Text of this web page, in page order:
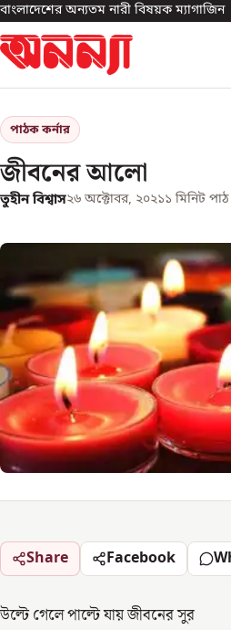
বাংলাদেশের অন্যতম নারী বিষয়ক ম্যাগাজিন
পাঠক কর্নার
জীবনের আলো
তুহীন বিশ্বাস২৬ অক্টোবর, ২০২১১ মিনিট পাঠ
Share Facebook
উল্টে গেলে পাল্টে যায় জীবনের সুর